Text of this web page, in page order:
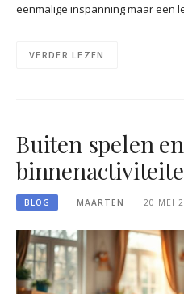
eenmalige inspanning maar een
VERDER LEZEN
Buiten spelen
BLOG MAARTEN 20 MEI